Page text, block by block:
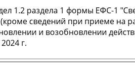
1.2 раздела 1 формы ЕФС-1
сведений при приеме на
и возобновлении
г.